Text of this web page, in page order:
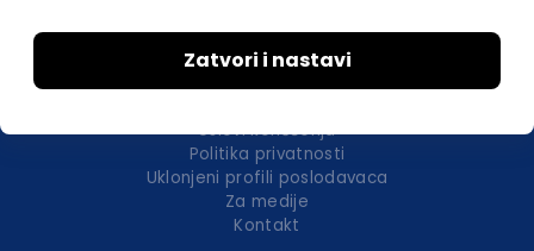
Uslovi korišćenja
Politika privatnosti
Uklonjeni profili poslodavaca
Za medije
Kontakt